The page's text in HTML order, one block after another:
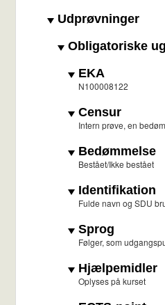
Udprøvninger
Obligatoriske
EKA
N100008122
Censur
Intern prøve, en
Bedømmelse
Bestået/Ikke bestået
Identifikation
Fulde navn og SDU
Sprog
Følger, som
Hjælpemidler
Oplyses på kurset